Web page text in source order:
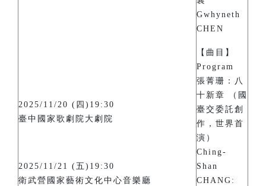
2025/11/20 (四)19:30
臺中國家歌劇院大劇院
2025/11/21 (五)19:30
衛武營國家藝術文化中心音樂廳
Gwhyneth
CHEN
【曲目】
Program
張菁珊：八
十新章 （國
臺交委託創
作，世界首
演）
Ching-
Shan
CHANG: